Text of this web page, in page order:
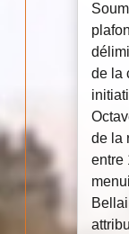
de la
de la
entre